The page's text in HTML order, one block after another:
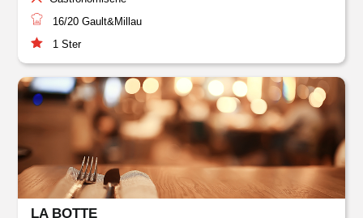
16/20 Gault&Millau
1 Ster
LA BOTTE